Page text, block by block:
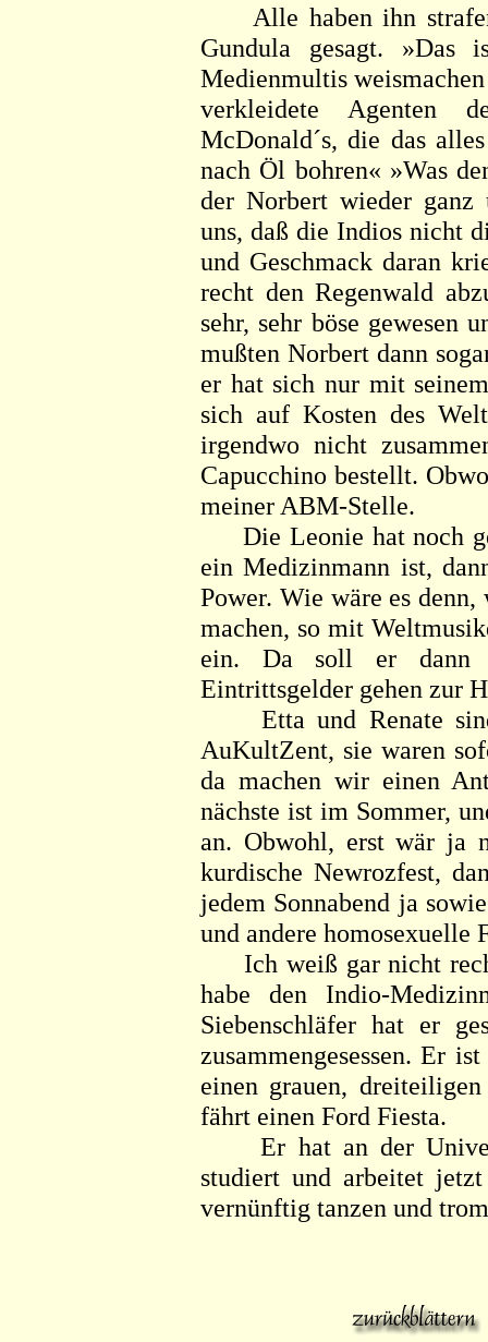
Alle haben ihn
Gundula gesagt. »Das
Medienmultis
verkleidete Agenten
McDonald´s, die das
nach Öl bohren« »Was
der Norbert wieder ganz
uns, daß die Indios nicht
und Geschmack daran
recht den Regenwald
sehr, sehr böse gewesen
mußten Norbert dann
er hat sich nur mit
sich auf Kosten des
irgendwo nicht
Capucchino bestellt.
meiner ABM-Stelle.
Die Leonie hat noch
ein Medizinmann ist,
Power. Wie wäre es
machen, so mit
ein. Da soll er dann
Eintrittsgelder gehen zur
Etta und Renate sind
AuKultZent, sie waren
da machen wir einen
nächste ist im Sommer,
an. Obwohl, erst wär ja
kurdische Newrozfest,
jedem Sonnabend ja
und andere homosexuelle
Ich weiß gar nicht
habe den Indio-
Siebenschläfer hat er
zusammengesessen. Er
einen grauen,
fährt einen Ford Fiesta.
Er hat an der
studiert und arbeitet
vernünftig tanzen und